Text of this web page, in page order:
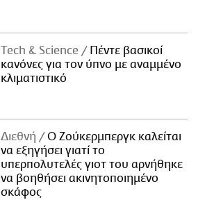
Τech & Science
Πέντε βασικοί
κανόνες για τον ύπνο με αναμμένο
κλιματιστικό
Διεθνή
Ο Ζούκερμπεργκ καλείται
να εξηγήσει γιατί το
υπερπολυτελές γιοτ του αρνήθηκε
να βοηθήσει ακινητοποιημένο
σκάφος